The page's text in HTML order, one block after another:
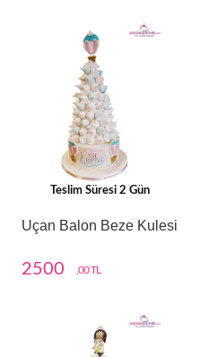
Teslim Süresi 2 Gün
Uçan Balon Beze Kulesi
2500 ,00 TL